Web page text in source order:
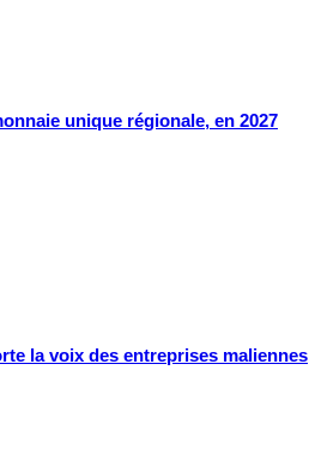
unique régionale, en 2027
la voix des entreprises maliennes